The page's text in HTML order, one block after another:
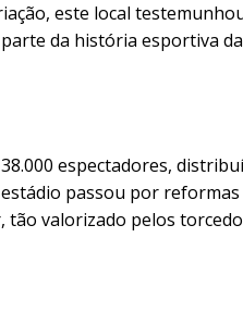
este local
da história esportiva
espectadores,
passou por
valorizado pelos